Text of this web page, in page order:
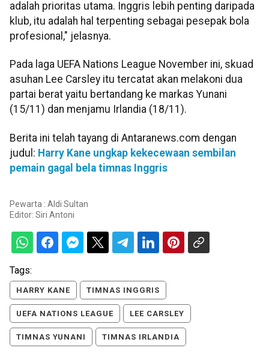
adalah prioritas utama. Inggris lebih penting daripada
klub, itu adalah hal terpenting sebagai pesepak bola
profesional," jelasnya.
Pada laga UEFA Nations League November ini, skuad
asuhan Lee Carsley itu tercatat akan melakoni dua
partai berat yaitu bertandang ke markas Yunani
(15/11) dan menjamu Irlandia (18/11).
Berita ini telah tayang di Antaranews.com dengan
judul: Harry Kane ungkap kekecewaan sembilan
pemain gagal bela timnas Inggris
Pewarta : Aldi Sultan
Editor: Siri Antoni
Tags:
HARRY KANE TIMNAS INGGRIS
UEFA NATIONS LEAGUE LEE CARSLEY
TIMNAS YUNANI TIMNAS IRLANDIA